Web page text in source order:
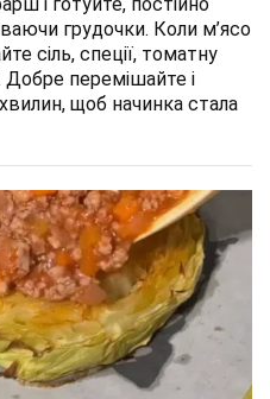
грудочки. Коли м’ясо
сіль, спеції, томатну
Добре перемішайте і
щоб начинка стала